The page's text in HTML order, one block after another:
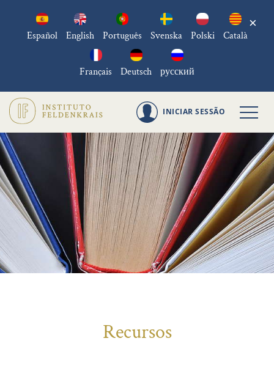
Español English Português Svenska Polski Català
Français Deutsch русский
×
INICIAR SESSÃO
Recursos